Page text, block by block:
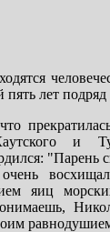
пять лет
и
"Пaрень
яиц